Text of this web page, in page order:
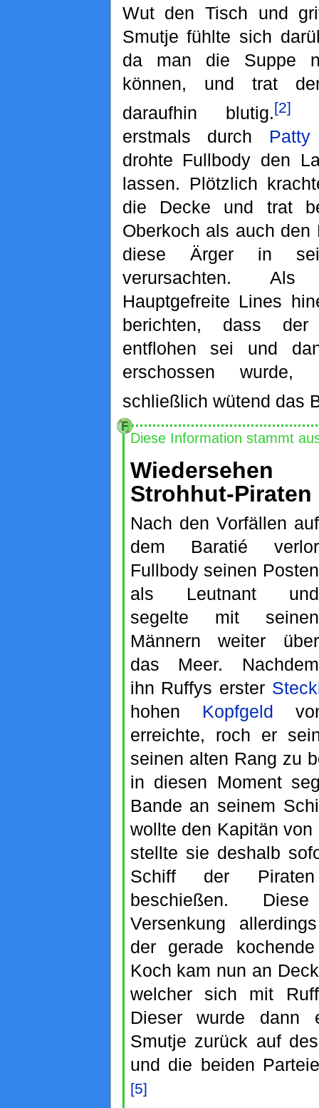
Wut den Tisch und
Smutje fühlte sich
da man die Suppe
können, und trat
daraufhin blutig.[2]
erstmals durch Patty
drohte Fullbody den
lassen. Plötzlich
die Decke und trat
Oberkoch als auch den
diese Ärger in
verursachten.
Hauptgefreite Lines
berichten, dass der
entflohen sei und
erschossen wurde,
schließlich wütend das
Diese Information stammt
Strohhut-Piraten
Nach den Vorfällen auf
dem Baratié verlor
Fullbody seinen Posten
als Leutnant und
segelte mit seinen
Männern weiter über
das Meer. Nachdem
ihn Ruffys erster
hohen Kopfgeld
erreichte, roch er
seinen alten Rang zu
in diesen Moment
Bande an seinem
wollte den Kapitän
stellte sie deshalb
Schiff der
beschießen.
Versenkung
der gerade
Koch kam nun an
welcher sich mit
Dieser wurde dann
Smutje zurück auf
und die beiden
[5]